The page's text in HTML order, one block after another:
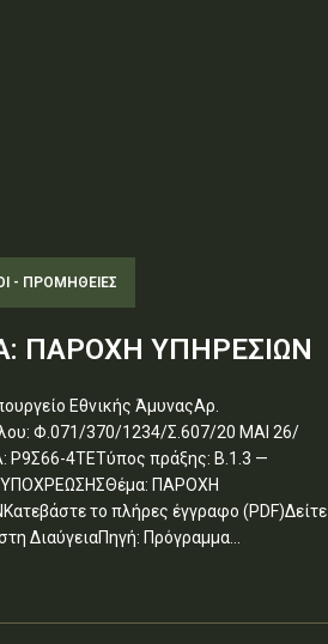
- ΠΡΟΜΉΘΕΙΕΣ
ΠΑΡΟΧΗ ΥΠΗΡΕΣΙΩΝ
Εθνικής ΆμυναςΑρ.
Φ.071/370/1234/Σ.607/20 ΜΑΙ 26/
Ρ9Σ66-4ΤΕΤύπος πράξης: Β.1.3 —
ΠΑΡΟΧΗ
το πλήρες έγγραφο (PDF)Δείτε
ΔιαύγειαΠηγή: Πρόγραμμα...